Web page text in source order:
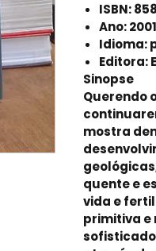
ISBN:
Ano:
Idioma:
Editora:
Sinopse
Querendo
mostra
quente e
vida e
primitiva e